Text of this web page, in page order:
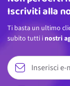
Iscriviti alla
Ti basta un ultimo
subito tutti i nostri